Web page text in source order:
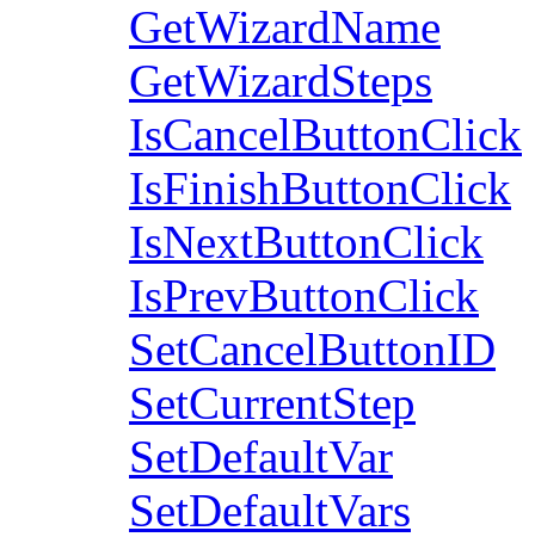
GetWizardName
GetWizardSteps
IsCancelButtonClick
IsFinishButtonClick
IsNextButtonClick
IsPrevButtonClick
SetCancelButtonID
SetCurrentStep
SetDefaultVar
SetDefaultVars